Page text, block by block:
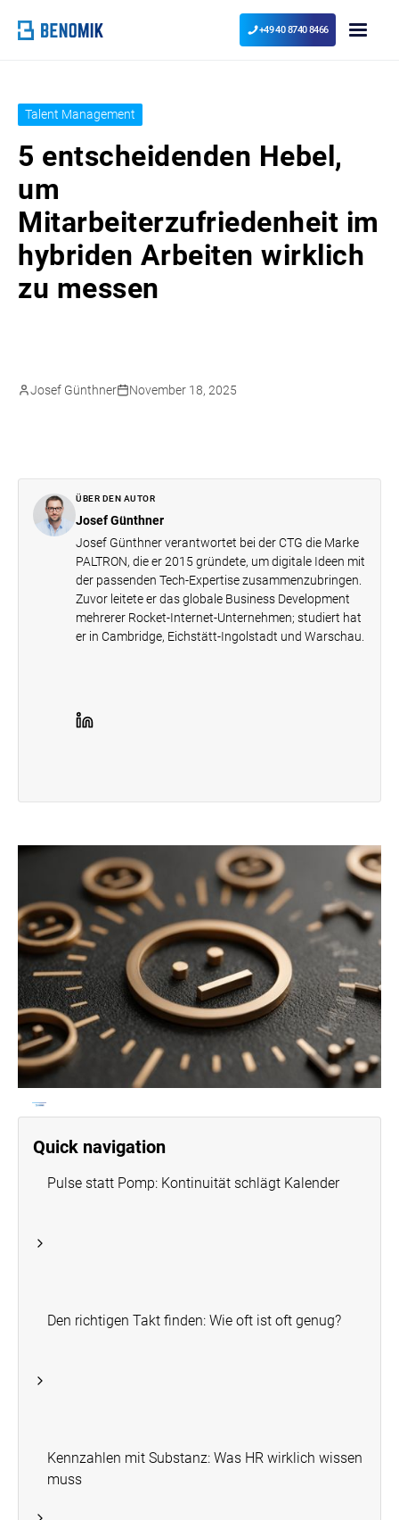
+49 40 8740 8466
Talent Management
5 entscheidenden Hebel,
um
Mitarbeiterzufriedenheit im
hybriden Arbeiten wirklich
zu messen
Josef Günthner November 18, 2025
ÜBER DEN AUTOR
Josef Günthner
Josef Günthner verantwortet bei der CTG die Marke
PALTRON, die er 2015 gründete, um digitale Ideen mit
der passenden Tech-Expertise zusammenzubringen.
Zuvor leitete er das globale Business Development
mehrerer Rocket-Internet-Unternehmen; studiert hat
er in Cambridge, Eichstätt-Ingolstadt und Warschau.
Quick navigation
Pulse statt Pomp: Kontinuität schlägt Kalender
Den richtigen Takt finden: Wie oft ist oft genug?
Kennzahlen mit Substanz: Was HR wirklich wissen
muss